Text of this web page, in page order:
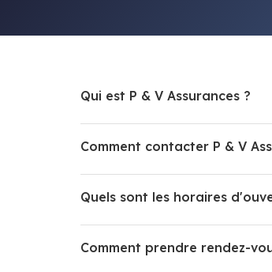
Qui est P & V Assurances ?
Comment contacter P & V
Quels sont les horaires
Comment prendre rendez-